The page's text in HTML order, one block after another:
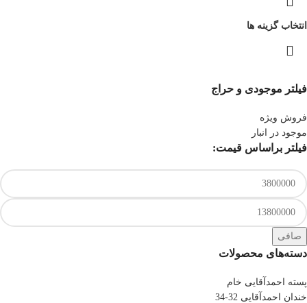
فیلتر موجودی و حراج
فروش ویژه
موجود در انبار
فیلتر براساس قیمت:
صافی
دسته‌های محصولات
پسته احمدآقایی خام
خندان احمدآقایی 32-34
انتخاب گزینه ها